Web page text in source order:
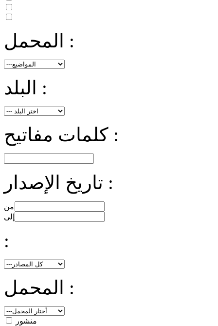
المحمل :
البلد :
كلمات مفاتيح :
تاريخ الإصدار :
من
إلى
:
المحمل :
منشور